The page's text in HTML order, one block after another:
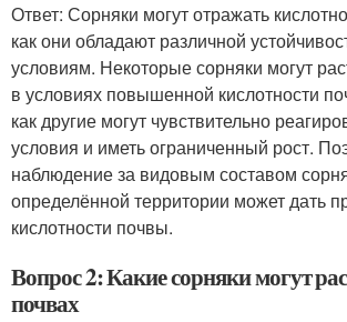
Ответ: Сорняки могут отражать
как они обладают различной
условиям. Некоторые сорняки могут
в условиях повышенной кислотности
как другие могут чувствительно
условия и иметь ограниченный рост.
наблюдение за видовым составом
определённой территории может дать
кислотности почвы.
Вопрос 2: Какие сорняки могут
почвах